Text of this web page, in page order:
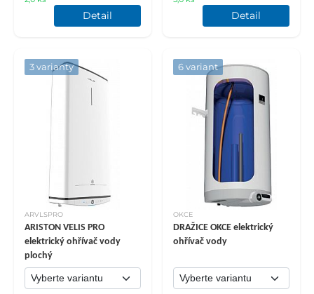
Detail Detail
3 varianty
ARVLSPRO
ARISTON VELIS PRO
elektrický ohřívač vody
plochý
6 variant
OKCE
DRAŽICE OKCE elektrický
ohřívač vody